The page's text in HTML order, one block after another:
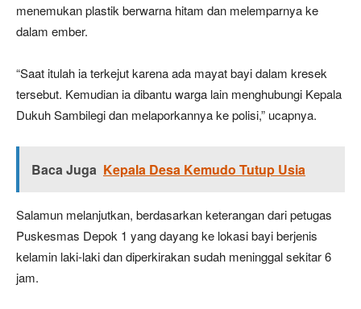
menemukan plastik berwarna hitam dan melemparnya ke
dalam ember.
“Saat itulah ia terkejut karena ada mayat bayi dalam kresek
tersebut. Kemudian ia dibantu warga lain menghubungi Kepala
Dukuh Sambilegi dan melaporkannya ke polisi,” ucapnya.
Baca Juga Kepala Desa Kemudo Tutup Usia
Salamun melanjutkan, berdasarkan keterangan dari petugas
Puskesmas Depok 1 yang dayang ke lokasi bayi berjenis
kelamin laki-laki dan diperkirakan sudah meninggal sekitar 6
jam.